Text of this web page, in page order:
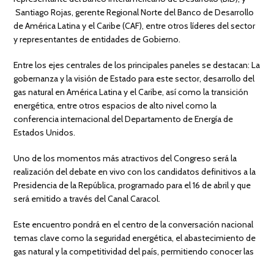
Santiago Rojas, gerente Regional Norte del Banco de Desarrollo
de América Latina y el Caribe (CAF), entre otros líderes del sector
y representantes de entidades de Gobierno.
Entre los ejes centrales de los principales paneles se destacan: La
gobernanza y la visión de Estado para este sector, desarrollo del
gas natural en América Latina y el Caribe, así como la transición
energética, entre otros espacios de alto nivel como la
conferencia internacional del Departamento de Energía de
Estados Unidos.
Uno de los momentos más atractivos del Congreso será la
realización del debate en vivo con los candidatos definitivos a la
Presidencia de la República, programado para el 16 de abril y que
será emitido a través del Canal Caracol.
Este encuentro pondrá en el centro de la conversación nacional
temas clave como la seguridad energética, el abastecimiento de
gas natural y la competitividad del país, permitiendo conocer las